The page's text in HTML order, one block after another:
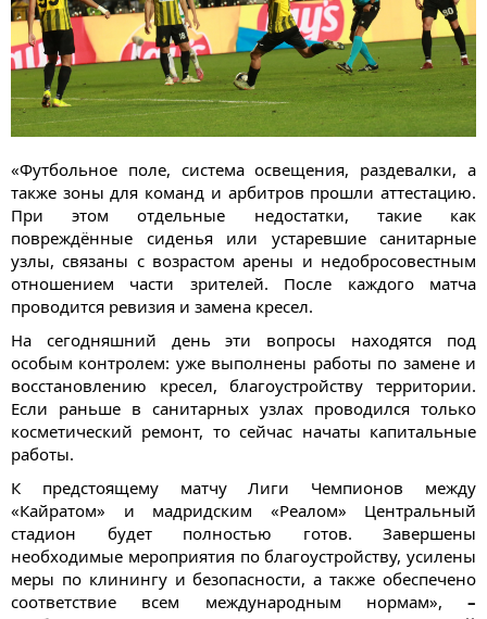
«Футбольное поле, система освещения, раздевалки, а
также зоны для команд и арбитров прошли аттестацию.
При этом отдельные недостатки, такие как
повреждённые сиденья или устаревшие санитарные
узлы, связаны с возрастом арены и недобросовестным
отношением части зрителей. После каждого матча
проводится ревизия и замена кресел.
На сегодняшний день эти вопросы находятся под
особым контролем: уже выполнены работы по замене и
восстановлению кресел, благоустройству территории.
Если раньше в санитарных узлах проводился только
косметический ремонт, то сейчас начаты капитальные
работы.
К предстоящему матчу Лиги Чемпионов между
«Кайратом» и мадридским «Реалом» Центральный
стадион будет полностью готов. Завершены
необходимые мероприятия по благоустройству, усилены
меры по клинингу и безопасности, а также обеспечено
соответствие всем международным нормам», –